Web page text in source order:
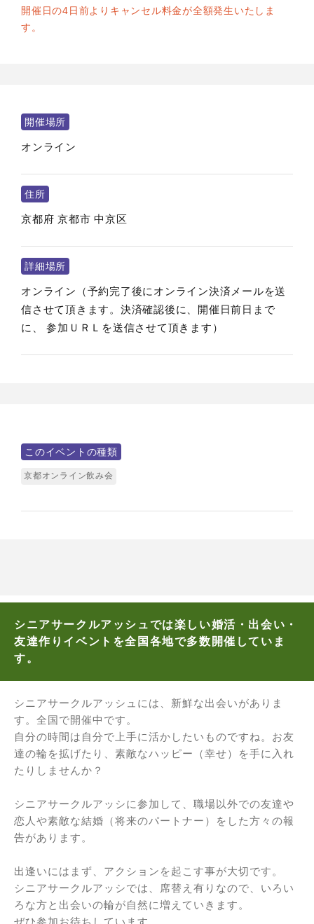
開催日の4日前よりキャンセル料金が全額発生いたしま
す。
開催場所
オンライン
住所
京都府 京都市 中京区
詳細場所
オンライン（予約完了後にオンライン決済メールを送
信させて頂きます。決済確認後に、開催日前日まで
に、 参加ＵＲＬを送信させて頂きます）
このイベントの種類
京都オンライン飲み会
シニアサークルアッシュでは楽しい婚活・出会い・
友達作りイベントを全国各地で多数開催していま
す。
シニアサークルアッシュには、新鮮な出会いがありま
す。全国で開催中です。
自分の時間は自分で上手に活かしたいものですね。お友
達の輪を拡げたり、素敵なハッピー（幸せ）を手に入れ
たりしませんか？
シニアサークルアッシに参加して、職場以外での友達や
恋人や素敵な結婚（将来のパートナー）をした方々の報
告があります。
出逢いにはまず、アクションを起こす事が大切です。
シニアサークルアッシでは、席替え有りなので、いろい
ろな方と出会いの輪が自然に増えていきます。
ぜひ参加お待ちしています。